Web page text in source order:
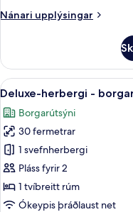
Nánari upplýsingar
Nánari
herbergi
borgarsýn
Skoða
allar
myndir
fyrir
Deluxe-
herbergi
-
borgarsýn
34
Deluxe-herbergi -
Borgarútsýni
30 fermetrar
1 svefnherbergi
Pláss fyrir 2
1 tvíbreitt rúm
Ókeypis þráðlaust net